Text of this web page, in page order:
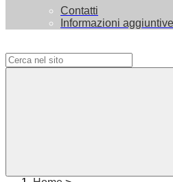
Contatti
Informazioni aggiuntive